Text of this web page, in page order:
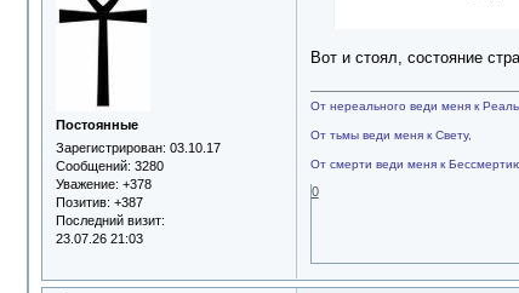
Постоянные
Зарегистрирован: 03.10.17
Сообщений: 3280
Уважение: +378
Позитив: +387
Последний визит:
23.07.26 21:03
Вот и стоял, состояние
От нереального веди меня к
От тьмы веди меня к Свету,
От смерти веди меня к
0